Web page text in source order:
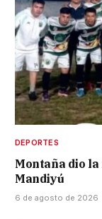
DEPORTES
Montaña dio
Mandiyú
6 de agosto de 2026